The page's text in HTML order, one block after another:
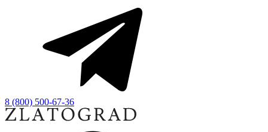
8 (800) 500-67-36